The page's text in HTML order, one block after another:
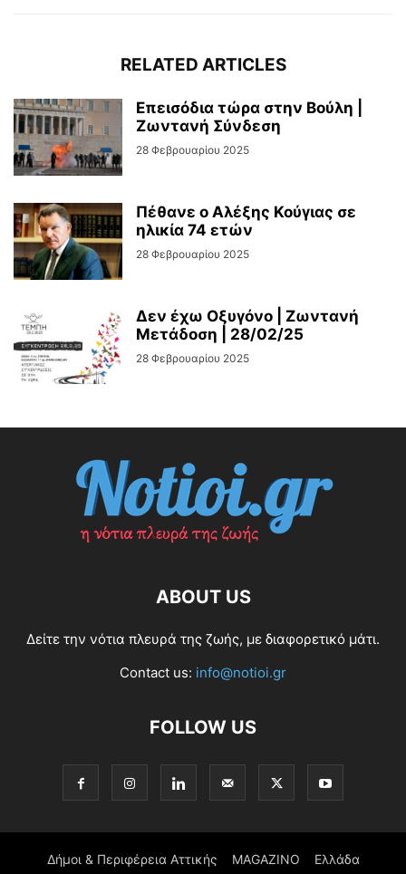
RELATED ARTICLES
Επεισόδια τώρα στην Βούλη |
Ζωντανή Σύνδεση
28 Φεβρουαρίου 2025
Πέθανε ο Αλέξης Κούγιας σε
ηλικία 74 ετών
28 Φεβρουαρίου 2025
Δεν έχω Οξυγόνο | Ζωντανή
Μετάδοση | 28/02/25
28 Φεβρουαρίου 2025
ABOUT US
Δείτε την νότια πλευρά της ζωής, με διαφορετικό μάτι.
Contact us: info@notioi.gr
FOLLOW US
Δήμοι & Περιφέρεια Αττικής MAGAZINO Ελλάδα